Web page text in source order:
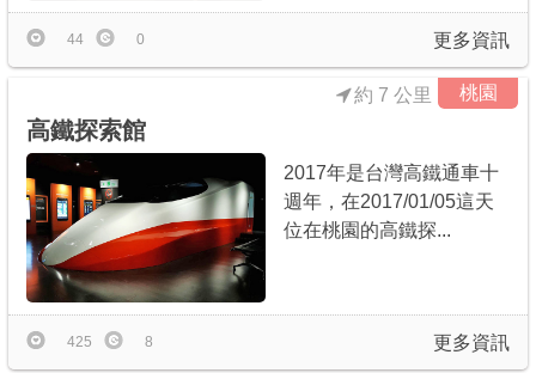
更多資訊
44 0
桃園
高鐵探索館
約 7 公里
2017年是台灣高鐵通車十
週年，在2017/01/05這天
位在桃園的高鐵探...
更多資訊
425 8